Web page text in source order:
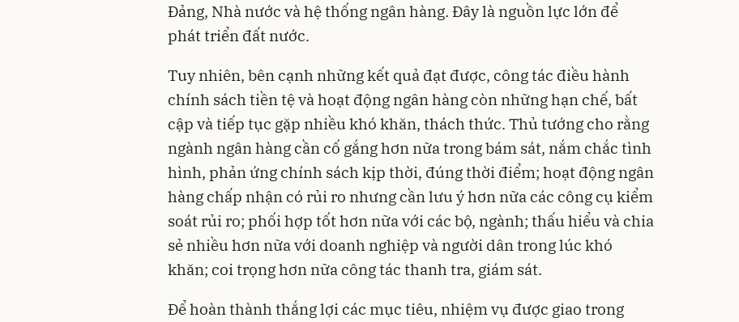
Đảng, Nhà nước và hệ thống ngân hàng. Đây là nguồn lực lớn để
phát triển đất nước.
Tuy nhiên, bên cạnh những kết quả đạt được, công tác điều hành
chính sách tiền tệ và hoạt động ngân hàng còn những hạn chế, bất
cập và tiếp tục gặp nhiều khó khăn, thách thức. Thủ tướng cho rằng
ngành ngân hàng cần cố gắng hơn nữa trong bám sát, nắm chắc tình
hình, phản ứng chính sách kịp thời, đúng thời điểm; hoạt động ngân
hàng chấp nhận có rủi ro nhưng cần lưu ý hơn nữa các công cụ kiểm
soát rủi ro; phối hợp tốt hơn nữa với các bộ, ngành; thấu hiểu và chia
sẻ nhiều hơn nữa với doanh nghiệp và người dân trong lúc khó
khăn; coi trọng hơn nữa công tác thanh tra, giám sát.
Để hoàn thành thắng lợi các mục tiêu, nhiệm vụ được giao trong